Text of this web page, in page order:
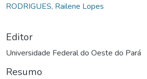
RODRIGUES, Railene Lopes
Editor
Universidade Federal do Oeste do Pará
Resumo